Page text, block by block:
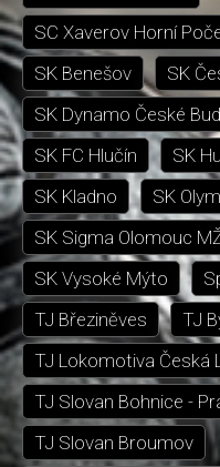
SC Xaverov Horní
SK Benešov
SK
SK Dynamo České
SK FC Hlučín
SK
SK Kladno
SK
SK Sigma Olomouc
SK Vysoké Mýto
TJ Březiněves
TJ
TJ Lokomotiva Česká
TJ Slovan Bohnice -
TJ Slovan Broumov